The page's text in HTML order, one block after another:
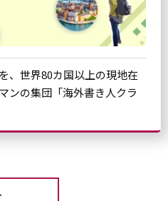
、世界80カ国以上の現地在
ンの集団「海外書き人クラ